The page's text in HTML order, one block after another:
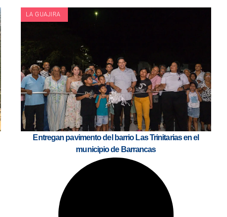
LA GUAJIRA
Entregan pavimento del barrio Las Trinitarias en el
municipio de Barrancas